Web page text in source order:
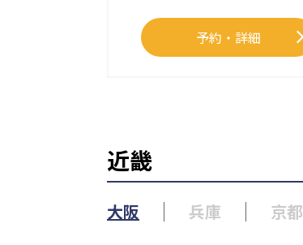
予約・詳細
近畿
大阪 兵庫 京都